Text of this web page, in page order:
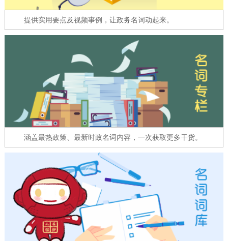
走进北京
十六区概览
绿色北京 图说北京 视频北京
多语种
ENGLISH 한국어 日本語
FRANÇAIS
ESPAÑOL العربية PORTUGUÊS
ITALIANO
提供实用要点及视频事例，让政务名词动起来。
涵盖最热政策、最新时政名词内容，一次获取更多干货。